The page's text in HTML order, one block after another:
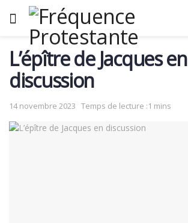
L’épître de Jacques en
discussion
14 novembre 2023 Temps de lecture :1 mins